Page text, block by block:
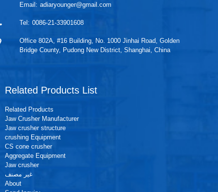
Email: adiaryounger@gmail.com
Tel: 0086-21-33901608
Office 802A, #16 Building, No. 1000 Jinhai Road, Golden
Bridge County, Pudong New District, Shanghai, China
Related Products List
Related Products
Jaw Crusher Manufacturer
Jaw crusher structure
crushing Equipment
CS cone crusher
Aggregate Equipment
Jaw crusher
غير مصنف
About